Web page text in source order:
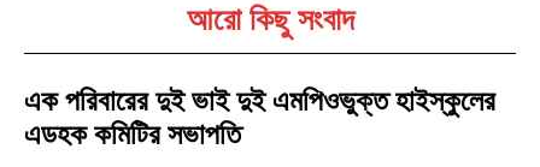
আরো কিছু সংবাদ
এক পরিবারের দুই ভাই দুই এমপিওভুক্ত হাইস্কুলের
এডহক কমিটির সভাপতি